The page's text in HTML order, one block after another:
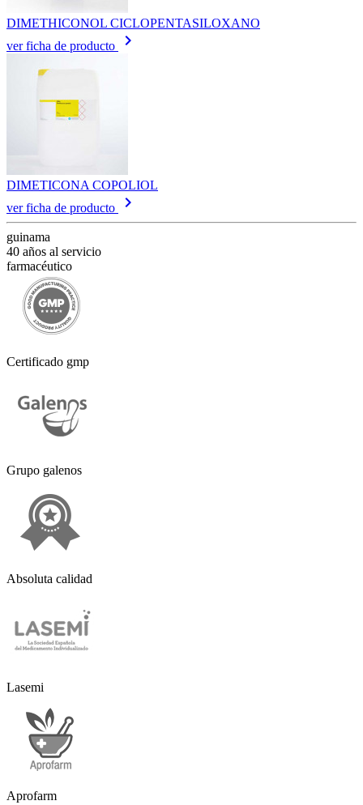
DIMETHICONOL CICLOPENTASILOXANO
ver ficha de producto
keyboard_arrow_right
DIMETICONA COPOLIOL
ver ficha de producto
keyboard_arrow_right
guinama
40 años al servicio
farmacéutico
Certificado gmp
Grupo galenos
Absoluta calidad
Lasemi
Aprofarm